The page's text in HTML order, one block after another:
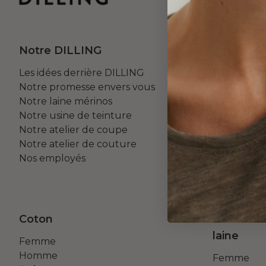
Notre DILLING
Les idées derrière DILLING
Notre promesse envers vous
Notre laine mérinos
Notre usine de teinture
Notre atelier de coupe
Notre atelier de couture
Nos employés
Votre
Paiement
Coton
Femme
Homme
Hauts
laine
Femme